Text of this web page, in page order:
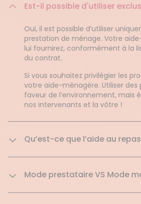
Est-il possible d'utiliser
Oui, il est possible d’utiliser
prestation de ménage. Votre
lui fournirez, conformément à la
du contrat.
Si vous souhaitez privilégier les
votre aide-ménagère. Utiliser
faveur de l’environnement,
nos intervenants et la vôtre !
Qu’est-ce que l’aide au
Mode prestataire VS Mode